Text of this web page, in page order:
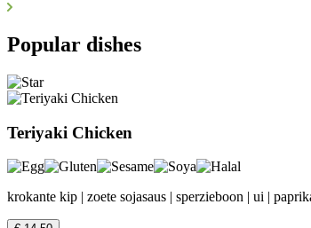
Popular dishes
Teriyaki Chicken
krokante kip | zoete sojasaus | sperzieboon | ui |